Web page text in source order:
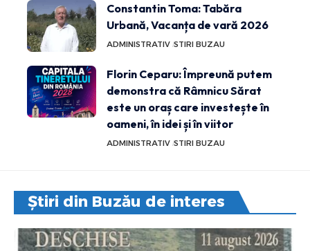
Constantin Toma: Tabăra
Urbană, Vacanța de vară 2026
ADMINISTRATIV STIRI BUZAU
Florin Ceparu: Împreună putem
demonstra că Râmnicu Sărat
este un oraș care investește în
oameni, în idei și în viitor
ADMINISTRATIV STIRI BUZAU
Știri din Buzău de interes